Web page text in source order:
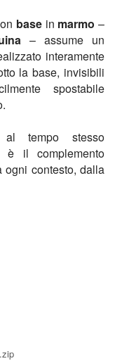
base in marmo
– assume un
interamente
spostabile
al tempo stesso
è il complemento
ogni contesto, dalla